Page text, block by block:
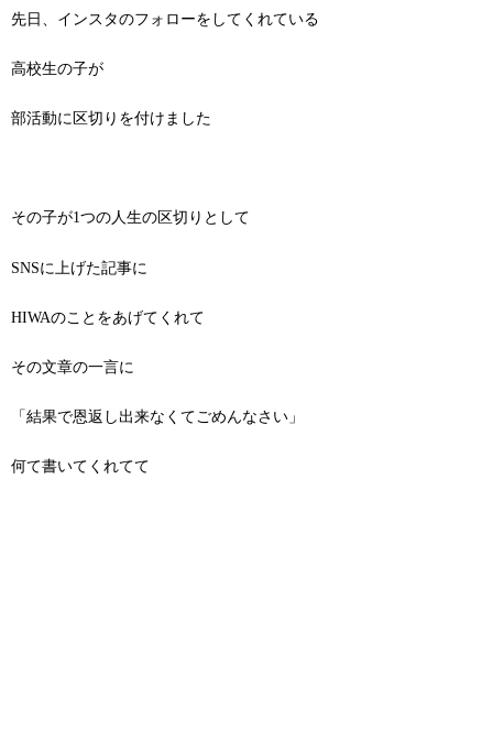
先日、インスタのフォローをしてくれている
高校生の子が
部活動に区切りを付けました
その子が1つの人生の区切りとして
SNSに上げた記事に
HIWAのことをあげてくれて
その文章の一言に
「結果で恩返し出来なくてごめんなさい」
何て書いてくれてて